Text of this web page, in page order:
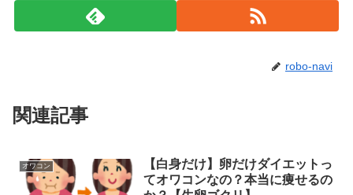
robo-navi
関連記事
オワコン
【白身だけ】卵だけダイエットっ
てオワコンなの？本当に痩せるの